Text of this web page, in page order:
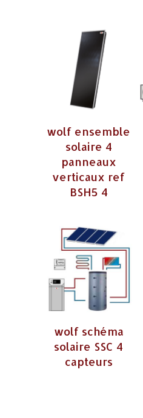
wolf ensemble
solaire 4
panneaux
verticaux ref
BSH5 4
wolf schéma
solaire SSC 4
capteurs